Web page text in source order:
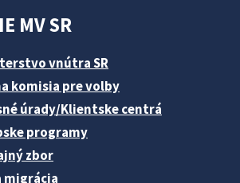
MV SR
vnútra SR
komisia pre volby
úrady/Klientske centrá
programy
zbor
migrácia